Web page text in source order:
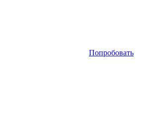
Попробовать